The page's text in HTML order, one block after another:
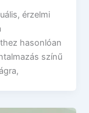
érzelmi
hasonlóan
színű